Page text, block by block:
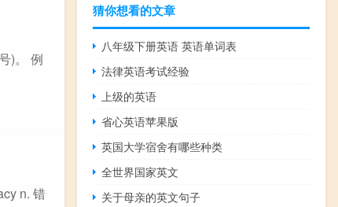
)。 例
n. 错
猜你想看的文章
八年级下册英语 英语单词表
法律英语考试经验
上级的英语
省心英语苹果版
英国大学宿舍有哪些种类
全世界国家英文
关于母亲的英文句子